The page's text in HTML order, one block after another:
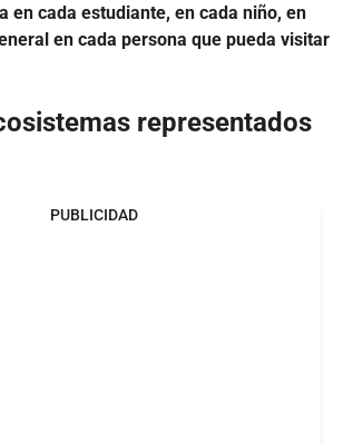
en cada estudiante, en cada niño, en
en cada persona que pueda visitar
representados
PUBLICIDAD